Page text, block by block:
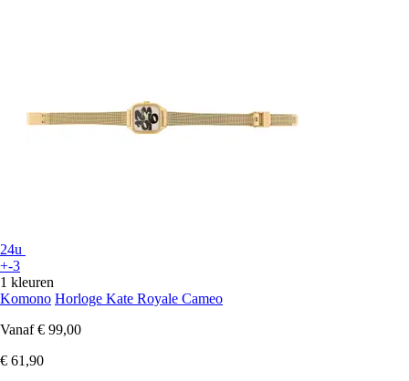
24u
+-3
1 kleuren
Komono Horloge Kate Royale Cameo
Vanaf € 99,00
€ 61,90